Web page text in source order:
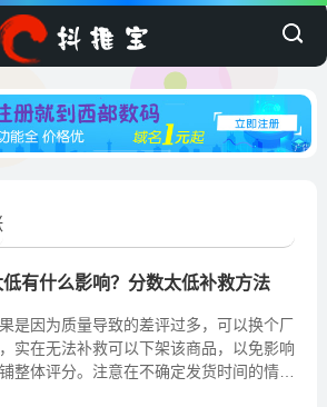
有什么影响？分数太低补救方法
是因为质量导致的差评过多，可以换个厂
实在无法补救可以下架该商品，以免影响
整体评分。注意在不确定发货时间的情况